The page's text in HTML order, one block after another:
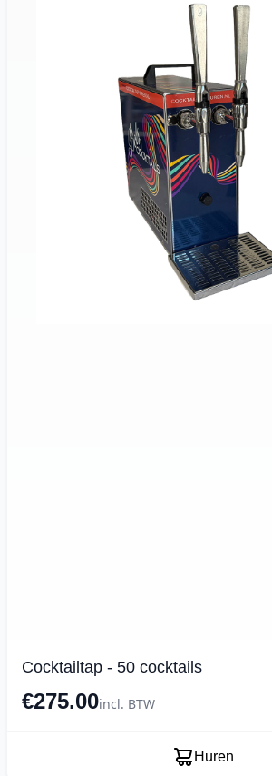
Cocktailtap - 50 cocktails
€275.00incl. BTW
Huren